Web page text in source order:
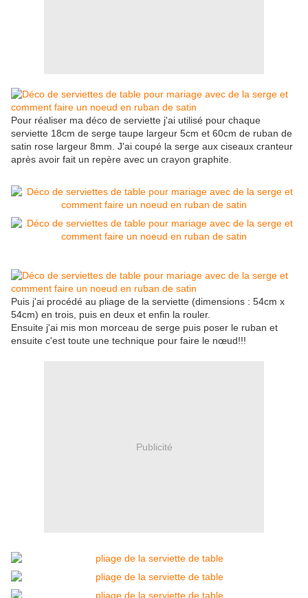
Pour réaliser ma déco de serviette j'ai utilisé pour chaque
serviette 18cm de serge taupe largeur 5cm et 60cm de ruban de
satin rose largeur 8mm. J'ai coupé la serge aux ciseaux cranteur
après avoir fait un repère avec un crayon graphite.
Puis j'ai procédé au pliage de la serviette (dimensions : 54cm x
54cm) en trois, puis en deux et enfin la rouler.
Ensuite j'ai mis mon morceau de serge puis poser le ruban et
ensuite c'est toute une technique pour faire le nœud!!!
Publicité